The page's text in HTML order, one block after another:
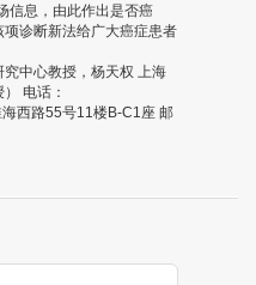
信息，由此作出是否癌
诊断新法给广大癌症患者
究中心教授，杨天权 上海
电话：
西路55号11楼B-C1座 邮